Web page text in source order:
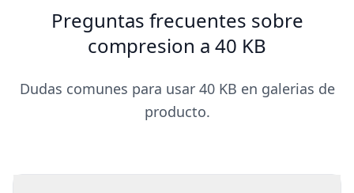
Preguntas frecuentes sobre
compresion a 40 KB
Dudas comunes para usar 40 KB en galerias de
producto.